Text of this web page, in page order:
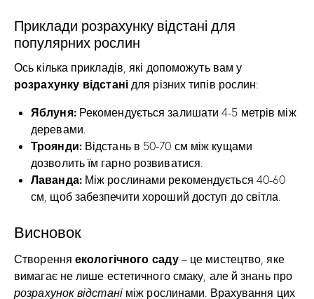
Приклади розрахунку відстані для
популярних рослин
Ось кілька прикладів, які допоможуть вам у
розрахунку відстанідля різних типів рослин:
Яблуня:Рекомендується залишати 4-5 метрів між
деревами.
Троянди:Відстань в 50-70 см між кущами
дозволить їм гарно розвиватися.
Лаванда:Між рослинами рекомендується 40-60
см, щоб забезпечити хороший доступ до світла.
Висновок
Створення екологічного саду– це мистецтво, яке
вимагає не лише естетичного смаку, але й знань про
розрахунок відстаніміж рослинами. Врахування цих